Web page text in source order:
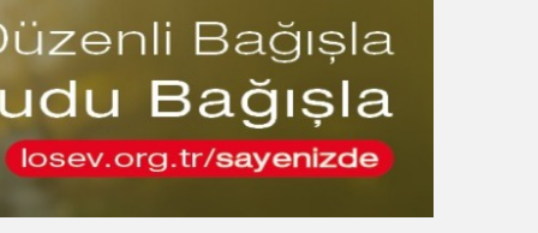
Gündüz modunu seçin.
Gece Modu